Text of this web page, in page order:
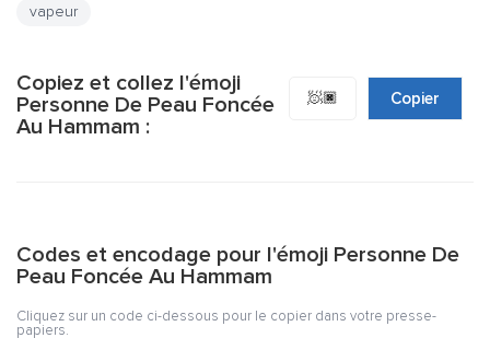
vapeur
Copiez et collez l'émoji
Personne De Peau Foncée
Au Hammam :
🧖🏿 Copier
Codes et encodage pour l'émoji Personne De
Peau Foncée Au Hammam
Cliquez sur un code ci-dessous pour le copier dans votre presse-
papiers.